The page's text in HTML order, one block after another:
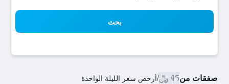
بحث
صفقات من45 ﷼ /أرخص سعر الليلة الواحدة